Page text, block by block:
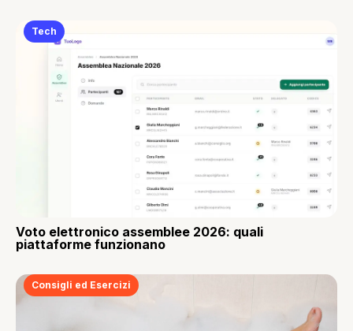
Tech
Voto elettronico assemblee 2026: quali
piattaforme funzionano
Consigli ed Esercizi